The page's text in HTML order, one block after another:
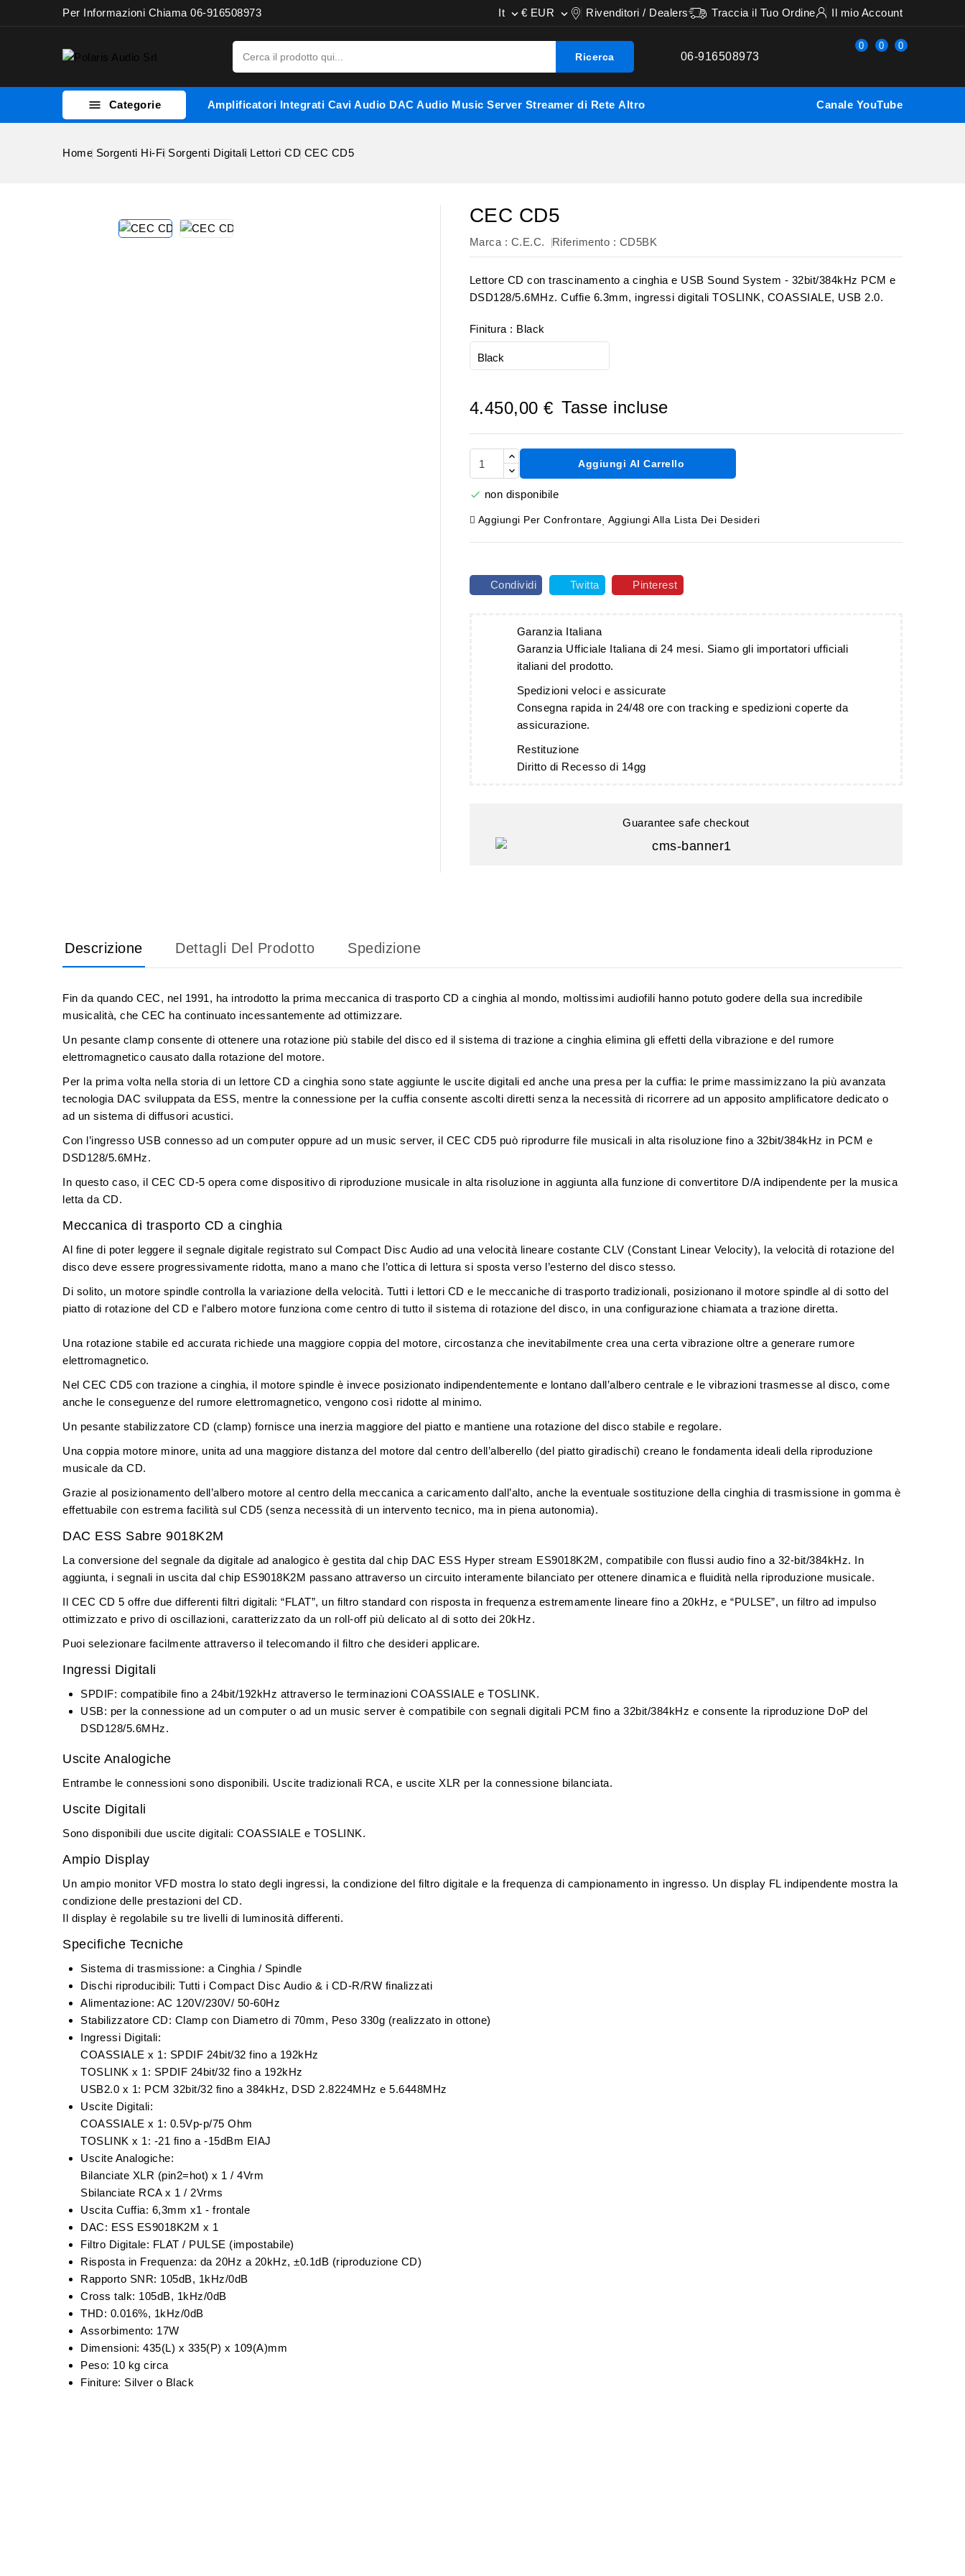
Per Informazioni Chiama 06-916508973 It  € EUR  Rivenditori / Dealers Traccia il Tuo Ordine Il mio Account
Ricerca 06-916508973
0 0 0
 Categorie Amplificatori Integrati Cavi Audio DAC Audio Music Server Streamer di Rete Altro Canale YouTube
Home Sorgenti Hi-Fi Sorgenti Digitali Lettori CD CEC CD5
CEC CD5
Marca : C.E.C. Riferimento : CD5BK
Lettore CD con trascinamento a cinghia e USB Sound System - 32bit/384kHz PCM e
DSD128/5.6MHz. Cuffie 6.3mm, ingressi digitali TOSLINK, COASSIALE, USB 2.0.
Finitura : Black
4.450,00 € Tasse incluse
Aggiungi Al Carrello
 non disponibile
Aggiungi Per Confrontare Aggiungi Alla Lista Dei Desideri
Condividi Twitta Pinterest
Garanzia Italiana
Garanzia Ufficiale Italiana di 24 mesi. Siamo gli importatori ufficiali
italiani del prodotto.
Spedizioni veloci e assicurate
Consegna rapida in 24/48 ore con tracking e spedizioni coperte da
assicurazione.
Restituzione
Diritto di Recesso di 14gg
Guarantee safe checkout
Descrizione Dettagli Del Prodotto Spedizione
Fin da quando CEC, nel 1991, ha introdotto la prima meccanica di trasporto CD a cinghia al mondo, moltissimi audiofili hanno potuto godere della sua incredibile
musicalità, che CEC ha continuato incessantemente ad ottimizzare.
Un pesante clamp consente di ottenere una rotazione più stabile del disco ed il sistema di trazione a cinghia elimina gli effetti della vibrazione e del rumore
elettromagnetico causato dalla rotazione del motore.
Per la prima volta nella storia di un lettore CD a cinghia sono state aggiunte le uscite digitali ed anche una presa per la cuffia: le prime massimizzano la più avanzata
tecnologia DAC sviluppata da ESS, mentre la connessione per la cuffia consente ascolti diretti senza la necessità di ricorrere ad un apposito amplificatore dedicato o
ad un sistema di diffusori acustici.
Con l’ingresso USB connesso ad un computer oppure ad un music server, il CEC CD5 può riprodurre file musicali in alta risoluzione fino a 32bit/384kHz in PCM e
DSD128/5.6MHz.
In questo caso, il CEC CD-5 opera come dispositivo di riproduzione musicale in alta risoluzione in aggiunta alla funzione di convertitore D/A indipendente per la musica
letta da CD.
Meccanica di trasporto CD a cinghia
Al fine di poter leggere il segnale digitale registrato sul Compact Disc Audio ad una velocità lineare costante CLV (Constant Linear Velocity), la velocità di rotazione del
disco deve essere progressivamente ridotta, mano a mano che l’ottica di lettura si sposta verso l’esterno del disco stesso.
Di solito, un motore spindle controlla la variazione della velocità. Tutti i lettori CD e le meccaniche di trasporto tradizionali, posizionano il motore spindle al di sotto del
piatto di rotazione del CD e l’albero motore funziona come centro di tutto il sistema di rotazione del disco, in una configurazione chiamata a trazione diretta.
Una rotazione stabile ed accurata richiede una maggiore coppia del motore, circostanza che inevitabilmente crea una certa vibrazione oltre a generare rumore
elettromagnetico.
Nel CEC CD5 con trazione a cinghia, il motore spindle è invece posizionato indipendentemente e lontano dall’albero centrale e le vibrazioni trasmesse al disco, come
anche le conseguenze del rumore elettromagnetico, vengono così ridotte al minimo.
Un pesante stabilizzatore CD (clamp) fornisce una inerzia maggiore del piatto e mantiene una rotazione del disco stabile e regolare.
Una coppia motore minore, unita ad una maggiore distanza del motore dal centro dell’alberello (del piatto giradischi) creano le fondamenta ideali della riproduzione
musicale da CD.
Grazie al posizionamento dell’albero motore al centro della meccanica a caricamento dall’alto, anche la eventuale sostituzione della cinghia di trasmissione in gomma è
effettuabile con estrema facilità sul CD5 (senza necessità di un intervento tecnico, ma in piena autonomia).
DAC ESS Sabre 9018K2M
La conversione del segnale da digitale ad analogico è gestita dal chip DAC ESS Hyper stream ES9018K2M, compatibile con flussi audio fino a 32-bit/384kHz. In
aggiunta, i segnali in uscita dal chip ES9018K2M passano attraverso un circuito interamente bilanciato per ottenere dinamica e fluidità nella riproduzione musicale.
Il CEC CD 5 offre due differenti filtri digitali: “FLAT”, un filtro standard con risposta in frequenza estremamente lineare fino a 20kHz, e “PULSE”, un filtro ad impulso
ottimizzato e privo di oscillazioni, caratterizzato da un roll-off più delicato al di sotto dei 20kHz.
Puoi selezionare facilmente attraverso il telecomando il filtro che desideri applicare.
Ingressi Digitali
SPDIF: compatibile fino a 24bit/192kHz attraverso le terminazioni COASSIALE e TOSLINK.
USB: per la connessione ad un computer o ad un music server è compatibile con segnali digitali PCM fino a 32bit/384kHz e consente la riproduzione DoP del
DSD128/5.6MHz.
Uscite Analogiche
Entrambe le connessioni sono disponibili. Uscite tradizionali RCA, e uscite XLR per la connessione bilanciata.
Uscite Digitali
Sono disponibili due uscite digitali: COASSIALE e TOSLINK.
Ampio Display
Un ampio monitor VFD mostra lo stato degli ingressi, la condizione del filtro digitale e la frequenza di campionamento in ingresso. Un display FL indipendente mostra la
condizione delle prestazioni del CD.
Il display è regolabile su tre livelli di luminosità differenti.
Specifiche Tecniche
Sistema di trasmissione: a Cinghia / Spindle
Dischi riproducibili: Tutti i Compact Disc Audio & i CD-R/RW finalizzati
Alimentazione: AC 120V/230V/ 50-60Hz
Stabilizzatore CD: Clamp con Diametro di 70mm, Peso 330g (realizzato in ottone)
Ingressi Digitali:
COASSIALE x 1: SPDIF 24bit/32 fino a 192kHz
TOSLINK x 1: SPDIF 24bit/32 fino a 192kHz
USB2.0 x 1: PCM 32bit/32 fino a 384kHz, DSD 2.8224MHz e 5.6448MHz
Uscite Digitali:
COASSIALE x 1: 0.5Vp-p/75 Ohm
TOSLINK x 1: -21 fino a -15dBm EIAJ
Uscite Analogiche:
Bilanciate XLR (pin2=hot) x 1 / 4Vrm
Sbilanciate RCA x 1 / 2Vrms
Uscita Cuffia: 6,3mm x1 - frontale
DAC: ESS ES9018K2M x 1
Filtro Digitale: FLAT / PULSE (impostabile)
Risposta in Frequenza: da 20Hz a 20kHz, ±0.1dB (riproduzione CD)
Rapporto SNR: 105dB, 1kHz/0dB
Cross talk: 105dB, 1kHz/0dB
THD: 0.016%, 1kHz/0dB
Assorbimento: 17W
Dimensioni: 435(L) x 335(P) x 109(A)mm
Peso: 10 kg circa
Finiture: Silver o Black